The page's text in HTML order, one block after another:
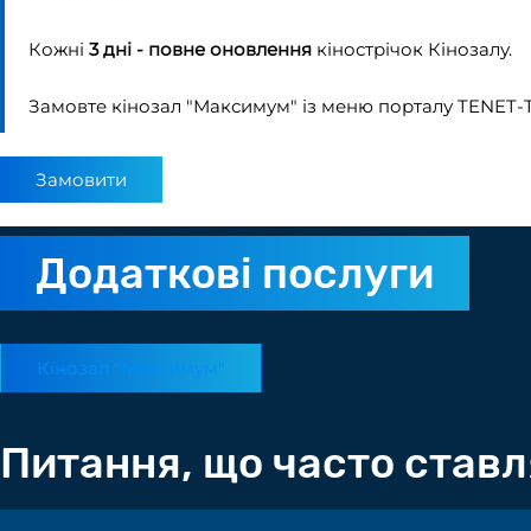
Кожні 3 дні - повне оновлення кінострічок Кінозалу.
Замовте кінозал "Максимум" із меню порталу TENET-
Замовити
Додаткові послуги
Кінозал "Максимум"
Питання, що часто